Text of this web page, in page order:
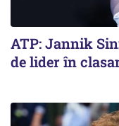
ATP: Jannik
de lider în